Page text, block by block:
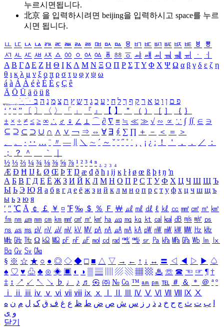
누르시면됩니다.
北京 을 입력하시려면 beijing을 입력하시고 space를 누르
시면 됩니다.
ㅥ ㅦ ㅧ ㅨ ㅩ ㅪ ㅫ ㅬ ㅭ ㅮ ㅯ ㅰ ㅱ ㅲ ㅳ ㅴ ㅵ ㅶ ㅷ ㅸ
ㅹ
ㅺ ㅻ ㅼ ㅽ ㅾ ㅿ ㆀ ㆁ ㆂ ㆃ ㆄ ㆅ ㆆ ㆇ ㆈ ㆉ ㆊ ㆋ ㆌ ㆍ
ㆎ
Α Β ΓΔ Ε Ζ Η Θ Ι ΚΛ Μ Ν Ξ Ο Π Ρ Σ ΤΥ Φ Χ Ψ Ω α β γ δ ε ζ η
θ ι κ λ μ ν ξ ο π ρ σ τ υ φ χ ψ ω
á à Á À é è É È ç Ç ê
Ä Ö Ü ä ö ü ß
ִֶֹ ֻּ ׁׂ פ ם ן ו ט א ר ק ף ך ל ח י ע כ ג ד ש ץ ת צ מ נ ה ב
‘ ’ “ ” 〔 〕 〈 〉 「 」 『 』 【 】 ＂ （ ） ［ ］ ｛ ｝
± × ÷ ≠ ≤ ≥ ∞ ∴ ♂ ♀ ∠ ⊥ ⌒ ∂ ∇ ≡ ≒ ≪ ≫ √ ∽ ∝ ∵ ∫ ∬ ∈ ∋
⊆ ⊇ ⊂ ⊃ ∪ ∩ ∧ ∨ ￢ ⇒ ⇔ ∀ ∃ ∮ ∑ ∏ ＋ － ＜ ＝
＞
、
。 · ‥ … ¨ 〃 ― ＼ ∼ ´ ～ ˇ ˘ ˝ ˚ ˙ ¸ ¡ ¿ ː ！ ＇ ， ． ／
：
；
？ ＾ ｀
½ ⅓ ⅔ ¼ ¾ ⅛ ⅜ ⅝ ⅞ ¹ ² ³ ⁴ ⁿ ₁ ₂ ₃ ₄
Æ Ð Ħ Ĳ Ł Ø Œ Þ Ŧ Ŋ æ đ ð ħ ı ĳ ĸ ŀ ł ø œ ß þ ŧ ŋ ŉ
А Б В Г Д Е Ё Ж З И Й К Л М Н О П Р С Т У Ф Х Ц Ч Ш Щ Ъ
Ы Ь Э Ю Я а б в г д е ё ж з и й к л м н о п р с т у ф х ц ч ш щ ъ
ы ь э ю я
′ ″ ℃ Å ￠ ￡ ￥ ¤ ℉ ‰ ＄ ％ Ｆ ￦ ㎕ ㎖ ㎗ ℓ ㎘ ㏄ ㎣ ㎤ ㎥ ㎦
㎙ ㎚ ㎛ ㎜ ㎝ ㎞ ㎟ ㎠ ㎡ ㎢ ㏊ ㎍ ㎎ ㎏ ㏏ ㎈ ㎉ ㏈ ㎧ ㎨ ㎰
㎱ ㎲ ㎳ ㎴ ㎵ ㎶ ㎷ ㎸ ㎹ ㎀ ㎁ ㎂ ㎃ ㎄ ㎺ ㎻ ㎽ ㎾ ㎿ ㎐ ㎑
㎒ ㎓ ㎔ Ω ㏀ ㏁ ㎊ ㎋ ㎌ ㏖ ㏅ ㎭ ㎮ ㎯ ㏛ ㎩ ㎪ ㎫ ㎬ ㏝ ㏐
㏓
㏃ ㏉ ㏜ ㏆
§ ※ ☆ ★ ○ ● ◎ ◇ ◆ □ ■ △ ▽ → ← ↑ ↓ ↔ 〓 ◁ ◀ ▷ ▶ ♤
♠ ♡ ♥ ♧ ♣ ⊙ ◈ ▣ ◐ ◑ ▒ ▤ ▨ ▧ ▦ ▩ ♨ ☏ ☎ ☜ ☞ ¶ †
‡ ↕ ↗ ↙ ↖ ↘ ♭ ♩ ♪ ♬ ㉿ ㈜ № ㏇ ™ ㏂ ㏘ ℡ ＃ ＆ ＊ ＠ ª º
ⅰ
ⅱ ⅲ ⅳ ⅴ ⅵ ⅶ ⅷ ⅸ ⅹ Ⅳ Ⅴ Ⅵ Ⅶ Ⅷ Ⅸ Ⅹ
ب ت ث ج ح خ د ذ ر ز س ش ص ض ط ظ ع غ ف ق ک ل م ن ه
و ی
닫기